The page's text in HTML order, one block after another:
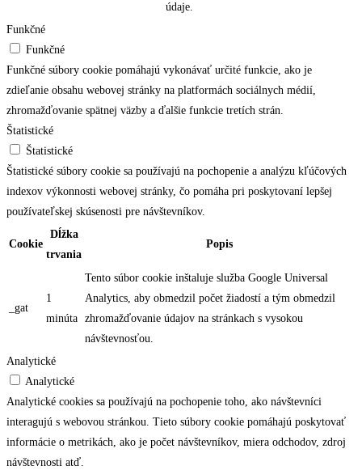
údaje.
Funkčné
Funkčné
Funkčné súbory cookie pomáhajú vykonávať určité funkcie, ako je
zdieľanie obsahu webovej stránky na platformách sociálnych médií,
zhromažďovanie spätnej väzby a ďalšie funkcie tretích strán.
Štatistické
Štatistické
Štatistické súbory cookie sa používajú na pochopenie a analýzu kľúčových
indexov výkonnosti webovej stránky, čo pomáha pri poskytovaní lepšej
používateľskej skúsenosti pre návštevníkov.
Cookie
Dĺžka
trvania
Popis
_gat
1
minúta
Tento súbor cookie inštaluje služba Google Universal
Analytics, aby obmedzil počet žiadostí a tým obmedzil
zhromažďovanie údajov na stránkach s vysokou
návštevnosťou.
Analytické
Analytické
Analytické cookies sa používajú na pochopenie toho, ako návštevníci
interagujú s webovou stránkou. Tieto súbory cookie pomáhajú poskytovať
informácie o metrikách, ako je počet návštevníkov, miera odchodov, zdroj
návštevnosti atď.